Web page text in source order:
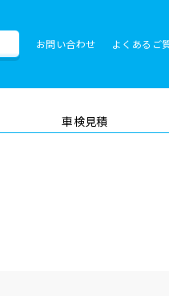
お問い合わせ よくあるご
車検見積
質管理とサポート体制